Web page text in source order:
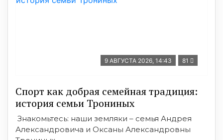
9 АВГУСТА 2026, 14:43 81
Спорт как добрая семейная традиция:
история семьи Трониных
Знакомьтесь: наши земляки – семья Андрея
Александровича и Оксаны Александровны